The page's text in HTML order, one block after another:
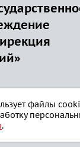
и обороне
файлы
.